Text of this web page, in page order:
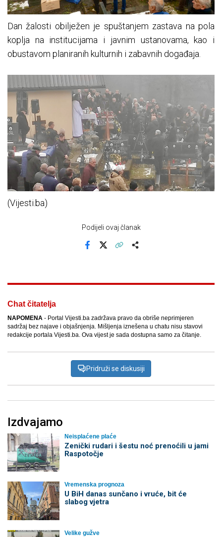
Dan žalosti obilježen je spuštanjem zastava na pola
koplja na institucijama i javnim ustanovama, kao i
obustavom planiranih kulturnih i zabavnih događaja.
(Vijesti.ba)
Podijeli ovaj članak
Chat čitatelja
NAPOMENA - Portal Vijesti.ba zadržava pravo da obriše neprimjeren
sadržaj bez najave i objašnjenja. Mišljenja iznešena u chatu nisu stavovi
redakcije portala Vijesti.ba. Ova vijest je sada dostupna samo za čitanje.
Pridruži se diskusiji
Izdvajamo
Neisplaćene plaće
Zenički rudari i šestu noć prenoćili u jami
Raspotočje
Vremenska prognoza
U BiH danas sunčano i vruće, bit će
slabog vjetra
Velike gužve